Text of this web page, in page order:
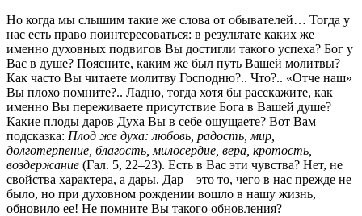
Но когда мы слышим такие же слова от обывателей… Тогда у
нас есть право поинтересоваться: в результате каких же
именно духовных подвигов Вы достигли такого успеха? Бог у
Вас в душе? Поясните, каким же был путь Вашей молитвы?
Как часто Вы читаете молитву Господню?.. Что?.. «Отче наш»
Вы плохо помните?.. Ладно, тогда хотя бы расскажите, как
именно Вы переживаете присутствие Бога в Вашей душе?
Какие плоды даров Духа Вы в себе ощущаете? Вот Вам
подсказка: Плод же духа: любовь, радость, мир,
долготерпение, благость, милосердие, вера, кротость,
воздержание (Гал. 5, 22–23). Есть в Вас эти чувства? Нет, не
свойства характера, а дары. Дар – это то, чего в нас прежде не
было, но при духовном рождении вошло в нашу жизнь,
обновило ее! Не помните Вы такого обновления?